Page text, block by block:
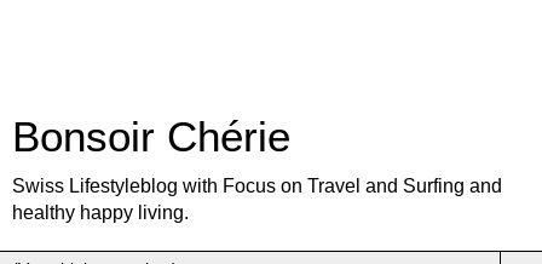
Bonsoir Chérie
Swiss Lifestyleblog with Focus on Travel and Surfing and
healthy happy living.